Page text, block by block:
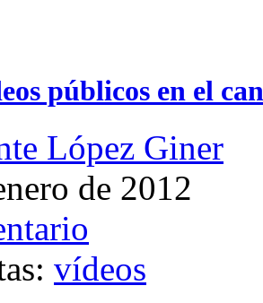
públicos en el
López Giner
de 2012
vídeos